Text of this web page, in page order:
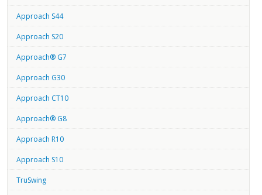
Approach S44
Approach S20
Approach® G7
Approach G30
Approach CT10
Approach® G8
Approach R10
Approach S10
TruSwing